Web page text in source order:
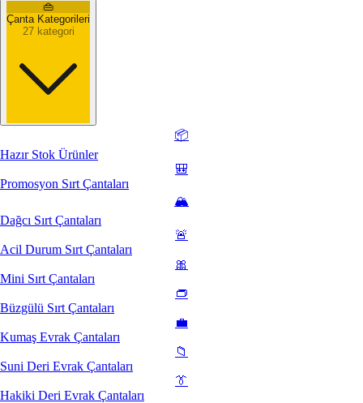
👜
Çanta Kategorileri
27 kategori
📦
Hazır Stok Ürünler
🎒
Promosyon Sırt Çantaları
🏔️
Dağcı Sırt Çantaları
🚨
Acil Durum Sırt Çantaları
🎀
Mini Sırt Çantaları
👝
Büzgülü Sırt Çantaları
💼
Kumaş Evrak Çantaları
📁
Suni Deri Evrak Çantaları
👔
Hakiki Deri Evrak Çantaları